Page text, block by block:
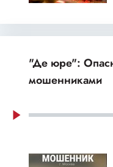
"Де юре":
мошенниками